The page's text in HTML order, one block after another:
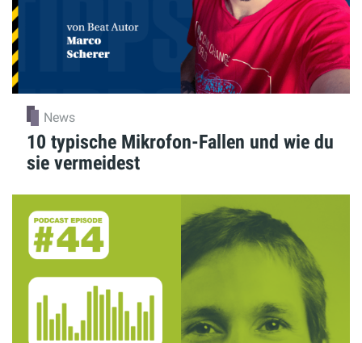
News
10 typische Mikrofon-Fallen und wie du
sie vermeidest